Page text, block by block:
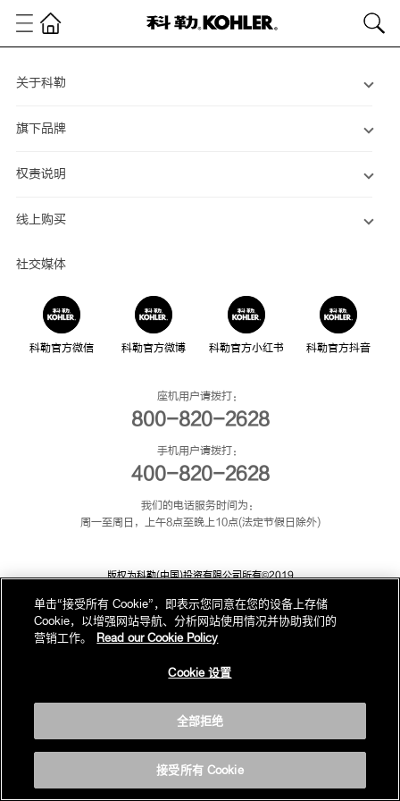
关于科勒
旗下品牌
权责说明
线上购买
社交媒体
科勒官方微信 科勒官方微博 科勒官方小红书 科勒官方抖音
座机用户请拨打：
800-820-2628
手机用户请拨打：
400-820-2628
我们的电话服务时间为：
周一至周日，上午8点至晚上10点(法定节假日除外)
版权为科勒(中国)投资有限公司所有©2019
沪公网安备31010602002259号
单击“接受所有 Cookie”，即表示您同意在您的设备上存储
Cookie，以增强网站导航、分析网站使用情况并协助我们的
营销工作。
Read our Cookie Policy
Cookie 设置
全部拒绝
接受所有 Cookie